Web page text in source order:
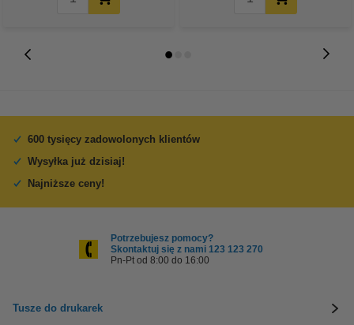
600 tysięcy zadowolonych klientów
Wysyłka już dzisiaj!
Najniższe ceny!
Potrzebujesz pomocy?
Skontaktuj się z nami 123 123 270
Pn-Pt od 8:00 do 16:00
Tusze do drukarek